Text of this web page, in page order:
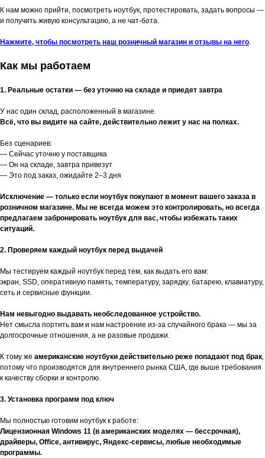
К нам можно прийти, посмотреть ноутбук, протестировать, задать вопросы —
и получить живую консультацию, а не чат-бота.
Нажмите, чтобы посмотреть наш розничный магазин и отзывы на него.
Как мы работаем
1. Реальные остатки — без уточню на складе и приедет завтра
У нас один склад, расположенный в магазине.
Всё, что вы видите на сайте, действительно лежит у нас на полках.
Без сценариев:
— Сейчас уточню у поставщика
— Он на складе, завтра привезут
— Это под заказ, ожидайте 2–3 дня
Исключение — только если ноутбук покупают в момент вашего заказа в
розничном магазине. Мы не всегда можем это контролировать, но всегда
предлагаем забронировать ноутбук для вас, чтобы избежать таких
ситуаций.
2. Проверяем каждый ноутбук перед выдачей
Мы тестируем каждый ноутбук перед тем, как выдать его вам:
экран, SSD, оперативную память, температуру, зарядку, батарею, клавиатуру,
сеть и сервисные функции.
Нам невыгодно выдавать необследованное устройство.
Нет смысла портить вам и нам настроение из-за случайного брака — мы за
долгосрочные отношения, а не разовые продажи.
К тому же американские ноутбуки действительно реже попадают под брак,
потому что производятся для внутреннего рынка США, где выше требования
к качеству сборки и контролю.
3. Установка программ под ключ
Мы полностью готовим ноутбук к работе:
Лицензионная Windows 11 (в американских моделях — бессрочная),
драйверы, Office, антивирус, Яндекс-сервисы, любые необходимые
программы.